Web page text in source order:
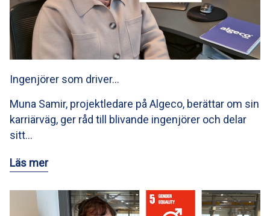
Ingenjörer som driver…
Muna Samir, projektledare på Algeco, berättar om sin
karriärväg, ger råd till blivande ingenjörer och delar
sitt…
Läs mer